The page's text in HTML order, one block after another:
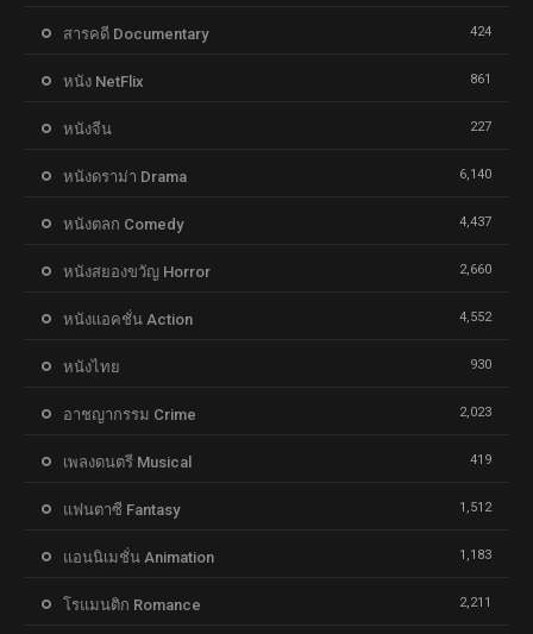
สารคดี Documentary 424
หนัง NetFlix 861
หนังจีน 227
หนังดราม่า Drama 6,140
หนังตลก Comedy 4,437
หนังสยองขวัญ Horror 2,660
หนังแอคชั่น Action 4,552
หนังไทย 930
อาชญากรรม Crime 2,023
เพลงดนตรี Musical 419
แฟนตาซี Fantasy 1,512
แอนนิเมชั่น Animation 1,183
โรแมนติก Romance 2,211